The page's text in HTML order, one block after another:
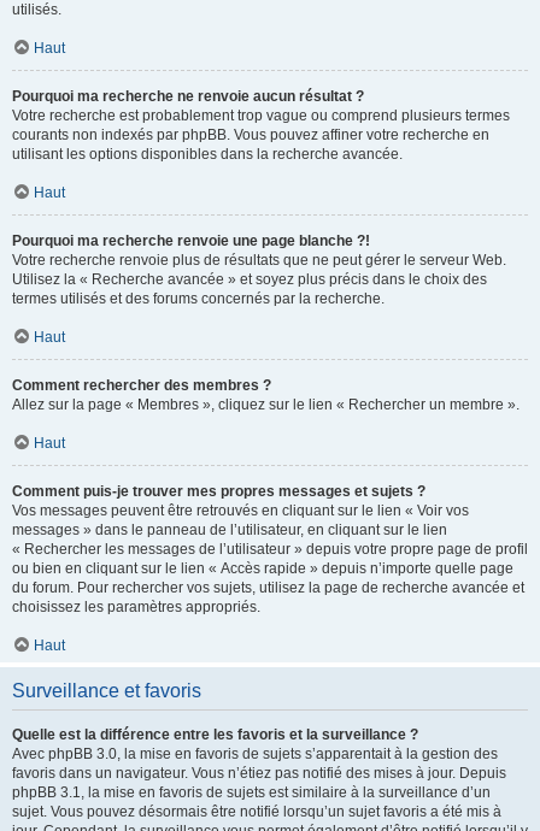
utilisés.
Haut
Pourquoi ma recherche ne renvoie aucun résultat ?
Votre recherche est probablement trop vague ou comprend plusieurs termes
courants non indexés par phpBB. Vous pouvez affiner votre recherche en
utilisant les options disponibles dans la recherche avancée.
Haut
Pourquoi ma recherche renvoie une page blanche ?!
Votre recherche renvoie plus de résultats que ne peut gérer le serveur Web.
Utilisez la « Recherche avancée » et soyez plus précis dans le choix des
termes utilisés et des forums concernés par la recherche.
Haut
Comment rechercher des membres ?
Allez sur la page « Membres », cliquez sur le lien « Rechercher un membre ».
Haut
Comment puis-je trouver mes propres messages et sujets ?
Vos messages peuvent être retrouvés en cliquant sur le lien « Voir vos
messages » dans le panneau de l’utilisateur, en cliquant sur le lien
« Rechercher les messages de l’utilisateur » depuis votre propre page de profil
ou bien en cliquant sur le lien « Accès rapide » depuis n’importe quelle page
du forum. Pour rechercher vos sujets, utilisez la page de recherche avancée et
choisissez les paramètres appropriés.
Haut
Surveillance et favoris
Quelle est la différence entre les favoris et la surveillance ?
Avec phpBB 3.0, la mise en favoris de sujets s’apparentait à la gestion des
favoris dans un navigateur. Vous n’étiez pas notifié des mises à jour. Depuis
phpBB 3.1, la mise en favoris de sujets est similaire à la surveillance d’un
sujet. Vous pouvez désormais être notifié lorsqu’un sujet favoris a été mis à